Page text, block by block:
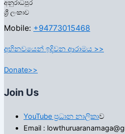
අනුරාධපුර
ශ්‍රී ලංකාව
Mobile: +94773015468
අභිනවයෙන් ඉදිවන ආරාමය >>
Donate>>
Join Us
YouTube ප්‍රධාන නාලිකාව
Email :